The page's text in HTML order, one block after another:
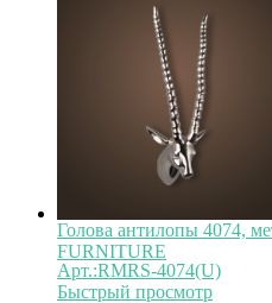
Голова антилопы 4074,
FURNITURE
Арт.:RMRS-4074(U)
Быстрый просмотр